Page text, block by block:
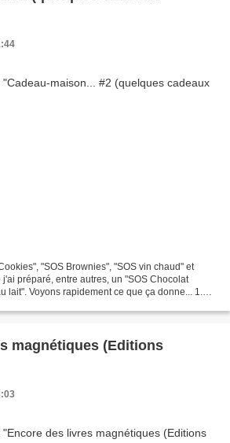
"SOS Brownies", "SOS vin chaud" et
préparé, entre autres, un "SOS Chocolat
lait". Voyons rapidement ce que ça donne... 1.
magnétiques (Editions